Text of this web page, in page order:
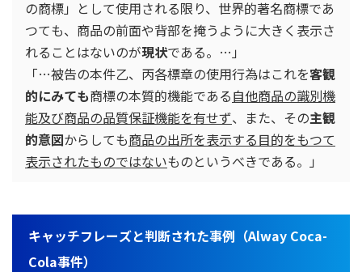
の商標」として使用される限り、世界的著名商標であ
つても、商品の前面や背部を掩うように大きく表示さ
れることはないのが現状である。…」
「…被告の本件乙、丙各標章の使用行為はこれを客観
的にみても商標の本質的機能である自他商品の識別機
能及び商品の品質保証機能を有せず、また、その主観
的意図からしても商品の出所を表示する目的をもつて
表示されたものではないものというべきである。」
キャッチフレーズと判断された事例（Alway Coca-
Cola事件）